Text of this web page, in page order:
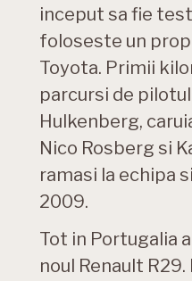
inceput sa fie
foloseste un
Toyota. Primii
parcursi de
Hulkenberg,
Nico Rosberg si
ramasi la echipa
2009.
Tot in Portugalia
noul Renault